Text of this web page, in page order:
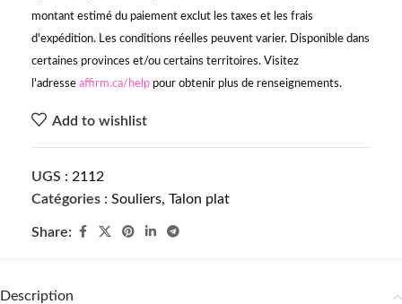
montant estimé du paiement exclut les taxes et les frais
d'expédition. Les conditions réelles peuvent varier. Disponible dans
certaines provinces et/ou certains territoires. Visitez
l'adresse affirm.ca/help pour obtenir plus de renseignements.
Add to wishlist
UGS : 2112
Catégories : Souliers, Talon plat
Share:
Description